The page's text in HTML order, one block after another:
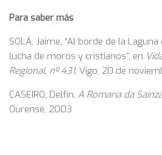
Para saber más
SOLÁ, Jaime, “Al borde de la
lucha de moros y cristianos”, en
Regional, nº 431, Vigo, 20 de
CASEIRO, Delfín, A Romaría da
Ourense, 2003